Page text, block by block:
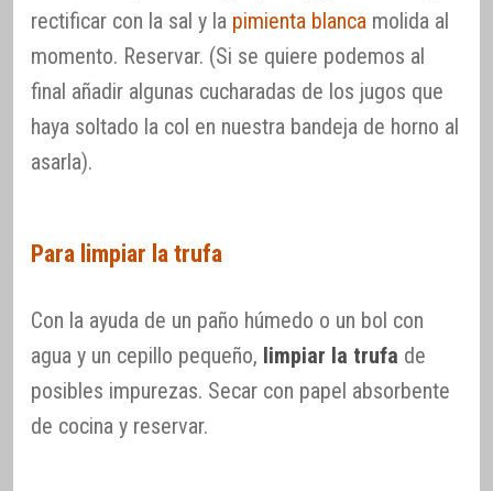
rectificar con la sal y la pimienta blanca molida al
momento. Reservar. (Si se quiere podemos al
final añadir algunas cucharadas de los jugos que
haya soltado la col en nuestra bandeja de horno al
asarla).
Para limpiar la trufa
Con la ayuda de un paño húmedo o un bol con
agua y un cepillo pequeño, limpiar la trufa de
posibles impurezas. Secar con papel absorbente
de cocina y reservar.